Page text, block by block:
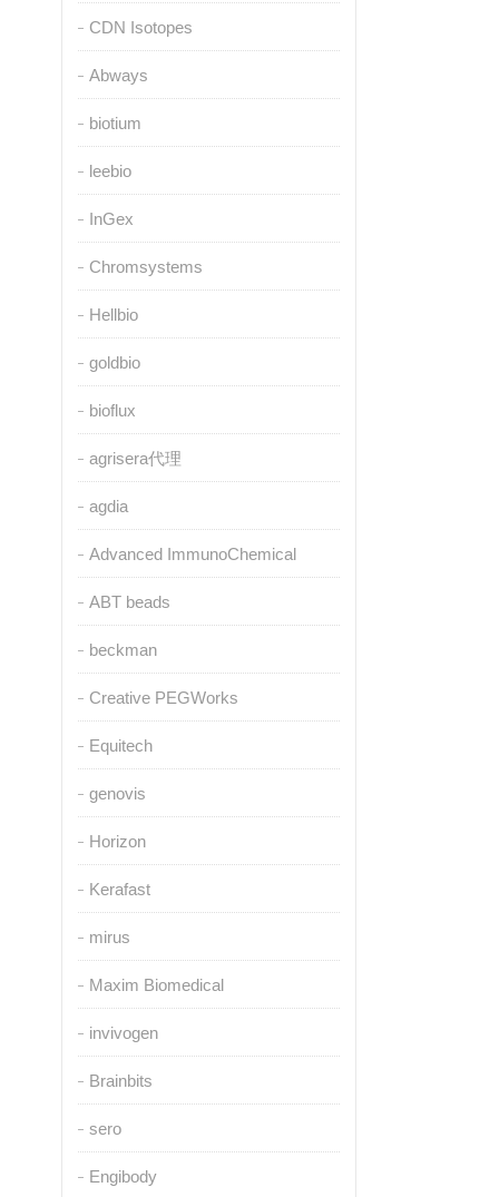
CDN Isotopes
Abways
biotium
leebio
InGex
Chromsystems
Hellbio
goldbio
bioflux
agrisera代理
agdia
Advanced ImmunoChemical
ABT beads
beckman
Creative PEGWorks
Equitech
genovis
Horizon
Kerafast
mirus
Maxim Biomedical
invivogen
Brainbits
sero
Engibody